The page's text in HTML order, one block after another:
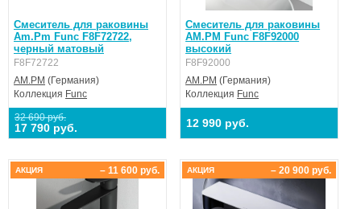
Смеситель для раковины
Am.Pm Func F8F72722,
черный матовый
F8F72722
AM.PM (Германия)
Коллекция Func
32 690 руб.
17 790 руб.
Смеситель для раковины
AM.PM Func F8F92000
высокий
F8F92000
AM.PM (Германия)
Коллекция Func
12 990 руб.
– 11 600 руб.
АКЦИЯ – 20 900 руб.
АКЦИЯ